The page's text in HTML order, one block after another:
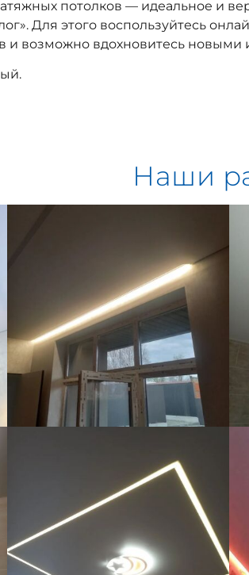
потолков — идеальное и
». Для этого воспользуйтесь
и возможно вдохновитесь
Наши